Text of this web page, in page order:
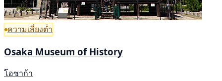
ความเสี่ยงต่ำ
Osaka Museum of History
โอซาก้า